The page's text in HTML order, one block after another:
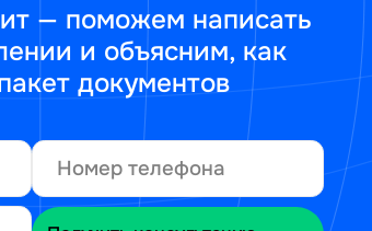
— поможем написать
и объясним, как
документов